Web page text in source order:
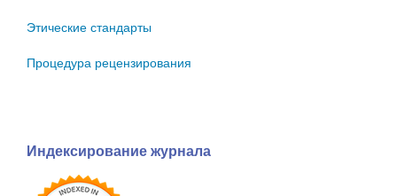
Этические стандарты
Процедура рецензирования
Индексирование журнала